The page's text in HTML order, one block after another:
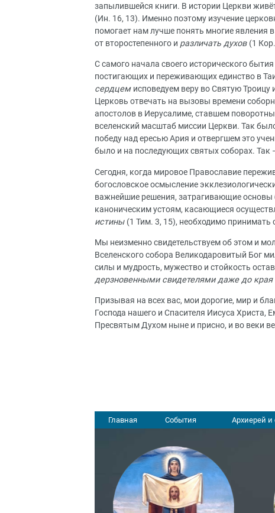
запылившейся книги. В истории Церкви
(Ин. 16, 13). Именно поэтому изучение
помогает нам лучше понять многие явления
от второстепенного и различать духов (1
С самого начала своего исторического
постигающих и переживающих единство в
сердцем исповедуем веру во Святую
Церковь отвечать на вызовы времени
апостолов в Иерусалиме, ставшем
вселенский масштаб миссии Церкви. Так
победу над ересью Ария и отвергшем это
было и на последующих святых соборах. Так
Сегодня, когда мировое Православие
богословское осмысление
важнейшие решения, затрагивающие основы
каноническим устоям, касающиеся
истины (1 Тим. 3, 15), необходимо принимать
Мы неизменно свидетельствуем об этом и
Вселенского собора Великодаровитый Бог
силы и мудрость, мужество и стойкость
дерзновенными свидетелями даже до
Призывая на всех вас, мои дорогие, мир и
Господа нашего и Спасителя Иисуса Христа,
Пресвятым Духом ныне и присно, и во веки
Главная События Архиерей и